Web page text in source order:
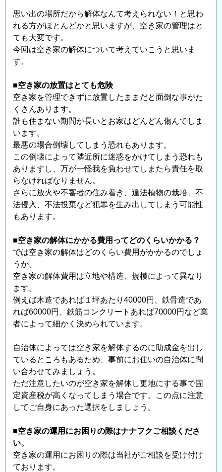
思い出の場所だから解体なんて考えられない！と思わ
れる方がほとんどかと思いますが、空き家の管理はと
ても大変です。
今回は空き家の解体について考えていこうと思いま
す。
■空き家の放置はとても危険
空き家を管理できずに放置したままだと面倒な事がた
くさんあります。
誰も住まない期間が長いとお家はどんどん傷んでしま
います。
最悪の場合倒壊してしまう恐れもあります。
この倒壊によって隣近所に迷惑をかけてしまう恐れも
ありますし、万が一怪我を負わせてしまたら責任を取
らなければなりません。
さらに放火や不審者の住み着き、違法植物の栽培、不
法侵入、不法投棄など犯罪を生み出してしまう可能性
もあります。
■空き家の解体にかかる費用ってどのくらいかかる？
では空き家の解体はどのくらい費用がかかるのでしょ
うか。
空き家の解体費用は立地や構造、規模によって異なり
ます。
例えば木造であれば１坪あたり40000円、鉄骨造であ
れば60000円、鉄筋コンクリートあれば70000円など業
者によって細かく決められています。
自治体によっては空き家を解体するのに助成金を出し
ているところもあるため、事前にお住いの自治体に問
い合わせてみましょう。
ただ注意したいのが空き家を解体し更地にする事で固
定資産税が高くなってしまう場合です。この点に注意
してご自身にあった選択をしましょう。
■空き家の運用にお困りの際はナナフクご相談くださ
い。
空き家の運用にお困りの際は当社がご相談を受け付け
ております。